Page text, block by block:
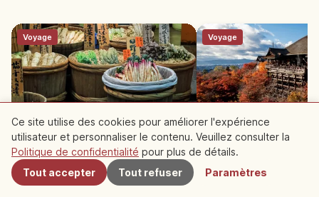
Voyage
Que faire à Kyoto sous la pluie :
guide 1 jour
Voyage
Kyoto temples et
journée à
À proximité
Ce site utilise des cookies pour améliorer l'expérience
utilisateur et personnaliser le contenu. Veuillez consulter la
Politique de confidentialité pour plus de détails.
Tout accepter
Tout refuser Paramètres